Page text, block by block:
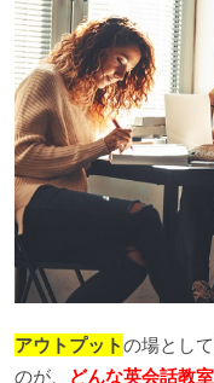
アウトプットの場とし
のが、
どんな英会話教